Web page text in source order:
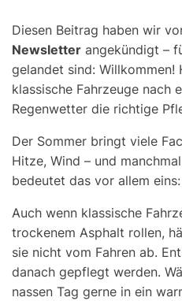
Diesen Beitrag haben wir
Newsletter angekündigt –
gelandet sind: Willkommen!
klassische Fahrzeuge nach
Regenwetter die richtige
Der Sommer bringt viele
Hitze, Wind – und
bedeutet das vor allem
Auch wenn klassische
trockenem Asphalt rollen,
sie nicht vom Fahren ab.
danach gepflegt werden.
nassen Tag gerne in ein